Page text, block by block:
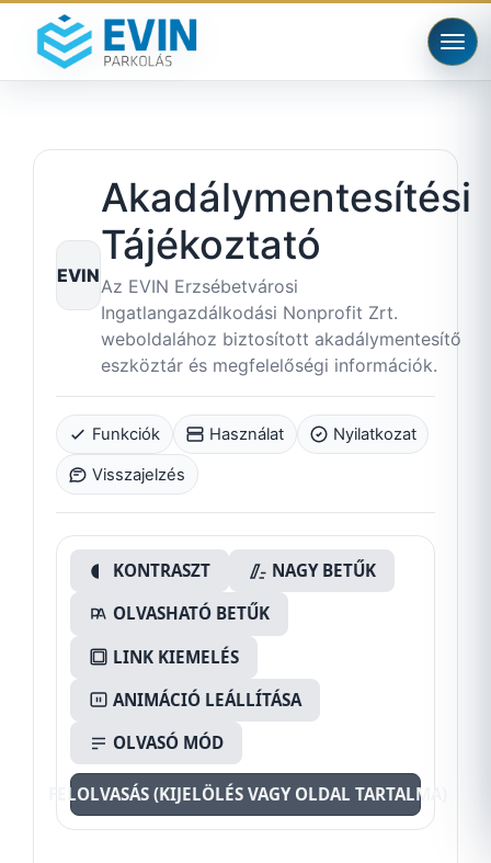
EVIN
Akadálymentesítési
Tájékoztató
Az EVIN Erzsébetvárosi
Ingatlangazdálkodási Nonprofit Zrt.
weboldalához biztosított akadálymentesítő
eszköztár és megfelelőségi információk.
Funkciók Használat Nyilatkozat
Visszajelzés
KONTRASZT
NAGY BETŰK
OLVASHATÓ BETŰK
LINK KIEMELÉS
ANIMÁCIÓ LEÁLLÍTÁSA
OLVASÓ MÓD
FELOLVASÁS (KIJELÖLÉS VAGY OLDAL TARTALMA)